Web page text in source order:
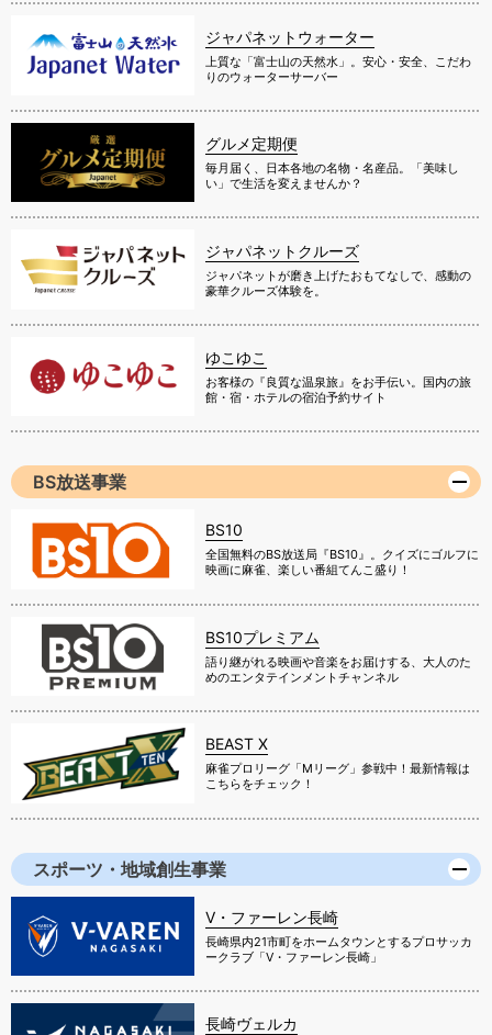
ジャパネットウォーター
上質な「富士山の天然水」。安心・安全、こだわ
りのウォーターサーバー
グルメ定期便
毎月届く、日本各地の名物・名産品。「美味し
い」で生活を変えませんか？
ジャパネットクルーズ
ジャパネットが磨き上げたおもてなしで、感動の
豪華クルーズ体験を。
ゆこゆこ
お客様の『良質な温泉旅』をお手伝い。国内の旅
館・宿・ホテルの宿泊予約サイト
BS放送事業
BS10
全国無料のBS放送局『BS10』。クイズにゴルフに
映画に麻雀、楽しい番組てんこ盛り！
BS10プレミアム
語り継がれる映画や音楽をお届けする、大人のた
めのエンタテインメントチャンネル
BEAST X
麻雀プロリーグ「Mリーグ」参戦中！最新情報は
こちらをチェック！
スポーツ・地域創生事業
V・ファーレン長崎
長崎県内21市町をホームタウンとするプロサッカ
ークラブ「V・ファーレン長崎」
長崎ヴェルカ